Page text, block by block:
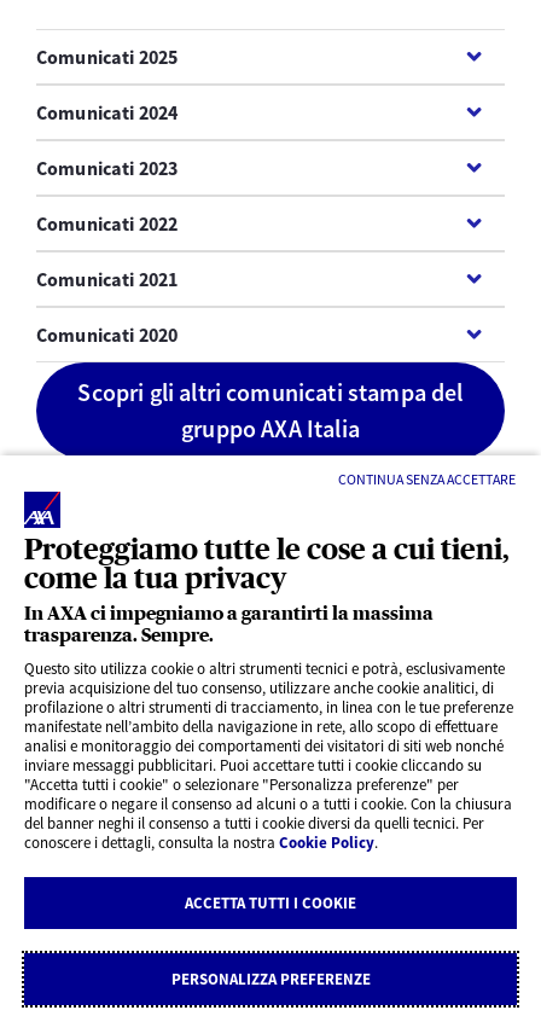
Proteggiamo tutte le cose a cui tieni,
come la tua privacy
In AXA ci impegniamo a garantirti la massima
trasparenza. Sempre.
Questo sito utilizza cookie o altri strumenti tecnici e potrà, esclusivamente
previa acquisizione del tuo consenso, utilizzare anche cookie analitici, di
profilazione o altri strumenti di tracciamento, in linea con le tue preferenze
manifestate nell’ambito della navigazione in rete, allo scopo di effettuare
analisi e monitoraggio dei comportamenti dei visitatori di siti web nonché
inviare messaggi pubblicitari. Puoi accettare tutti i cookie cliccando su
"Accetta tutti i cookie" o selezionare "Personalizza preferenze" per
modificare o negare il consenso ad alcuni o a tutti i cookie. Con la chiusura
del banner neghi il consenso a tutti i cookie diversi da quelli tecnici. Per
conoscere i dettagli, consulta la nostra Cookie Policy.
CONTINUA SENZA ACCETTARE
ACCETTA TUTTI I COOKIE
PERSONALIZZA PREFERENZE
Comunicati 2025
Comunicati 2024
Comunicati 2023
Comunicati 2022
Comunicati 2021
Comunicati 2020
Scopri gli altri comunicati stampa del
gruppo AXA Italia
CONTENUTI INTERESSANTI
BLOG
Privacy
Rivedi le tue scelte sui Cookie
Cookie Policy
Note legali